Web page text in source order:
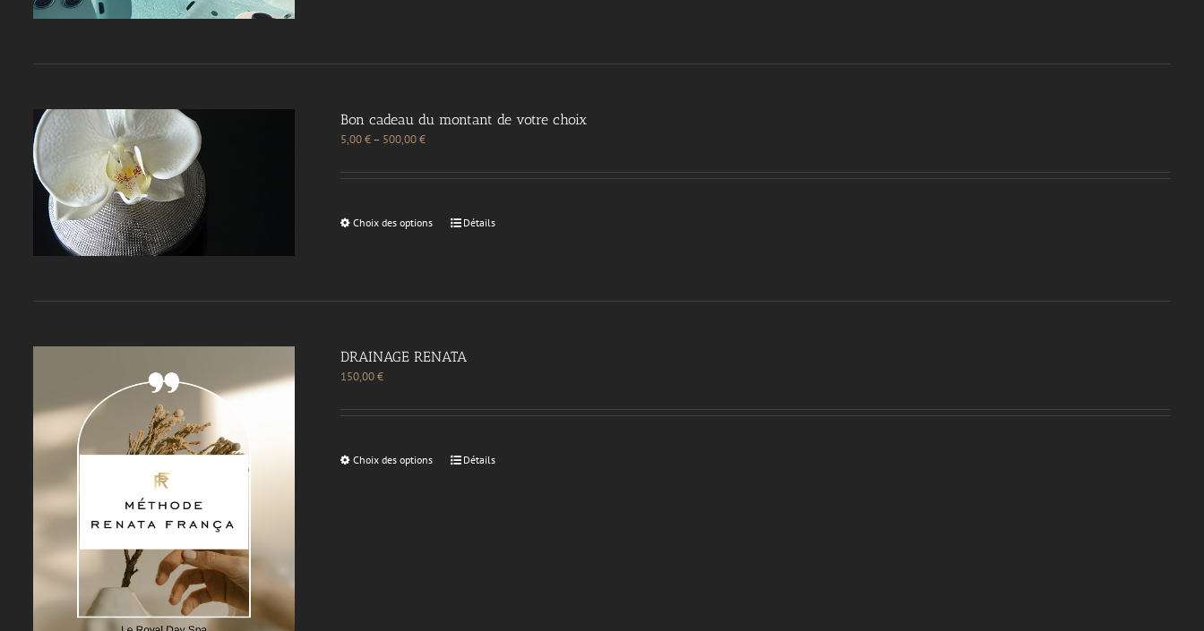
Bon cadeau du montant de votre choix
5,00€– 500,00€
Choix des options Détails
DRAINAGE RENATA
150,00€
Choix des options Détails